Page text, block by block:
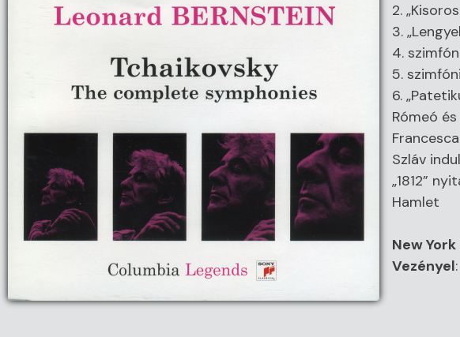
2.
3.
4.
5.
6.
Rómeó
Szláv
„1812”
Hamlet
New
Vezényel: